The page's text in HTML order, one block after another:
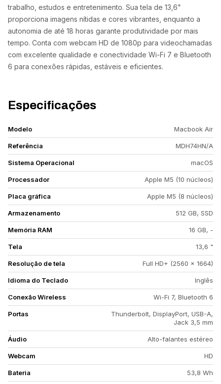
trabalho, estudos e entretenimento. Sua tela de 13,6"
proporciona imagens nítidas e cores vibrantes, enquanto a
autonomia de até 18 horas garante produtividade por mais
tempo. Conta com webcam HD de 1080p para videochamadas
com excelente qualidade e conectividade Wi-Fi 7 e Bluetooth
6 para conexões rápidas, estáveis e eficientes.
Especificações
Modelo Macbook Air
Referência MDH74HN/A
Sistema Operacional macOS
Processador Apple M5 (10 núcleos)
Placa gráfica Apple M5 (8 núcleos)
Armazenamento 512 GB, SSD
Memória RAM 16 GB, -
Tela 13,6 "
Resolução de tela Full HD+ (2560 x 1664)
Idioma do Teclado Inglês
Conexão Wireless Wi-Fi 7, Bluetooth 6
Portas
Thunderbolt, DisplayPort, USB-A,
Jack 3,5 mm
Áudio Alto-falantes estéreo
Webcam HD
Bateria 53,8 Wh